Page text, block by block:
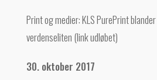
Print og medier: KLS PurePrint
verdenseliten (link udløbet)
30. oktober 2017